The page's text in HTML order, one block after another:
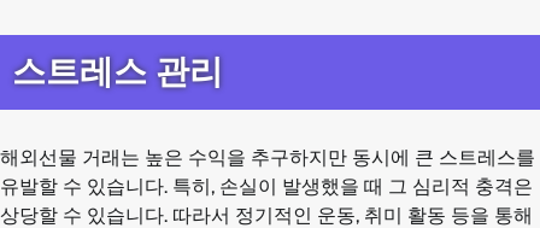
스트레스 관리
해외선물 거래는 높은 수익을 추구하지만 동시에 큰 스트레스를
유발할 수 있습니다. 특히, 손실이 발생했을 때 그 심리적 충격은
상당할 수 있습니다. 따라서 정기적인 운동, 취미 활동 등을 통해